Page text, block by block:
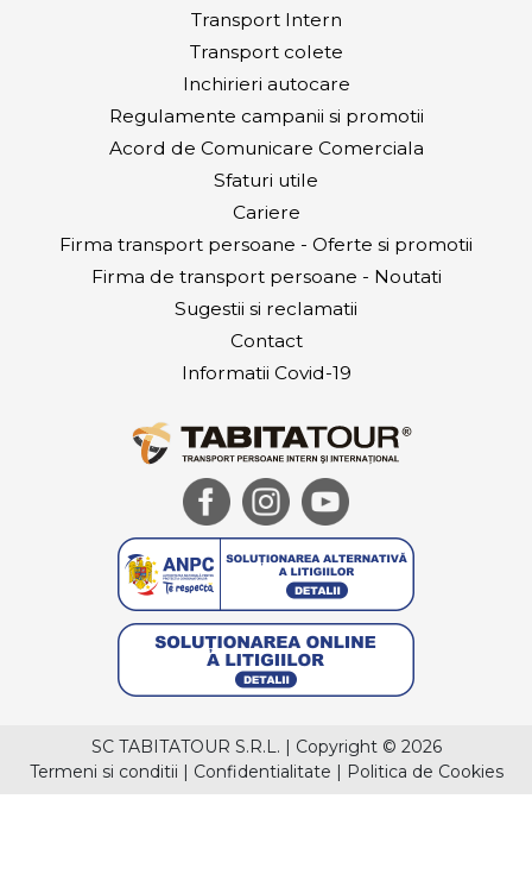
Transport Intern
Transport colete
Inchirieri autocare
Regulamente campanii si promotii
Acord de Comunicare Comerciala
Sfaturi utile
Cariere
Firma transport persoane - Oferte si promotii
Firma de transport persoane - Noutati
Sugestii si reclamatii
Contact
Informatii Covid-19
SC TABITATOUR S.R.L. | Copyright © 2026
Termeni si conditii | Confidentialitate | Politica de Cookies